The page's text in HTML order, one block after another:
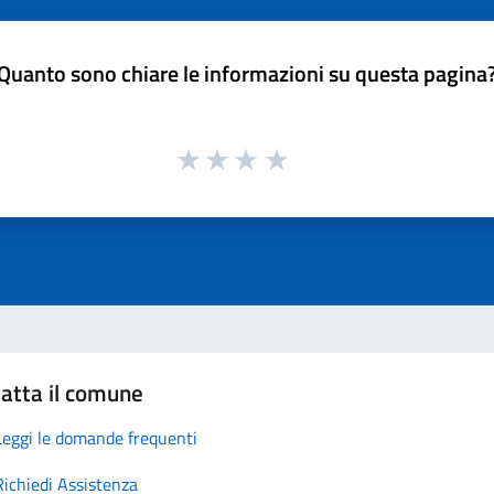
sono chiare le informazioni su questa
il comune
le domande frequenti
Assistenza